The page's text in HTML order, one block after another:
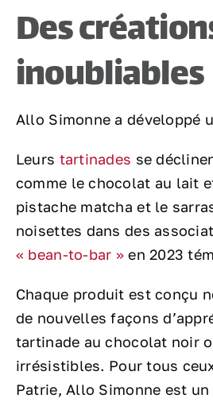
Des
inoubliables
Allo Simonne a développé
Leurs tartinades se
comme le chocolat au lait
pistache matcha et le
noisettes dans des
« bean-to-bar »en 2023
Chaque produit est conçu
de nouvelles façons
tartinade au chocolat noir
irrésistibles. Pour tous
Patrie, Allo Simonne est